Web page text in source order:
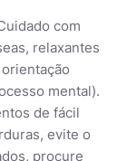
com
relaxantes
mental).
de fácil
evite o
procure